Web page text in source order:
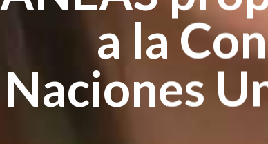
a la
Naciones